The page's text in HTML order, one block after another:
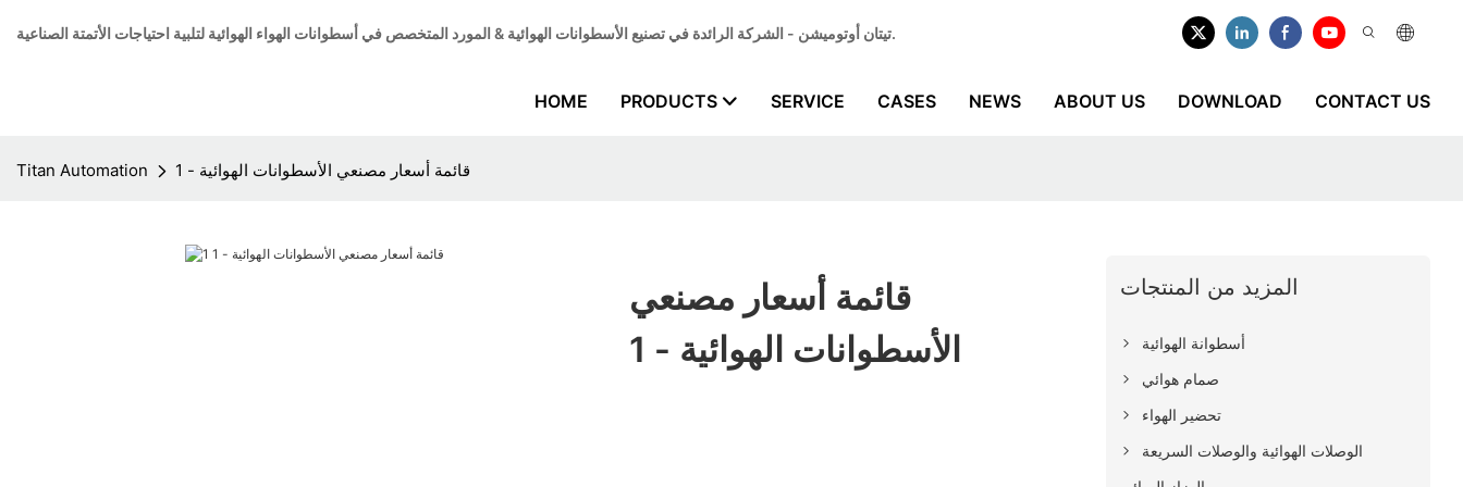
تيتان أوتوميشن - الشركة الرائدة في تصنيع الأسطوانات الهوائية & المورد المتخصص في أسطوانات الهواء الهوائية لتلبية احتياجات الأتمتة الصناعية.
HOME PRODUCTS SERVICE CASES NEWS ABOUT US DOWNLOAD CONTACT US
Titan Automation قائمة أسعار مصنعي الأسطوانات الهوائية - 1
قائمة أسعار مصنعي
الأسطوانات الهوائية - 1
المزيد من المنتجات
أسطوانة الهوائية
صمام هوائي
تحضير الهواء
الوصلات الهوائية والوصلات السريعة